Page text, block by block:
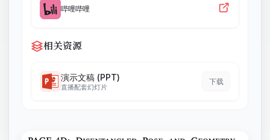
哔哩哔哩
相关资源
演示文稿 (PPT)
直播配套幻灯片
下载